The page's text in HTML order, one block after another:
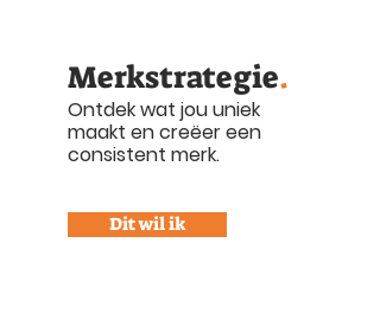
Merkstrategie.
Ontdek wat jou uniek
maakt en creëer een
consistent merk.
Dit wil ik